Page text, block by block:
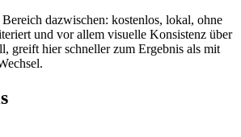
dazwischen: kostenlos, lokal, ohne
und vor allem visuelle Konsistenz über
greift hier schneller zum Ergebnis als mit